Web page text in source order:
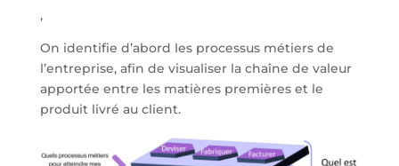
,
On identifie d’abord les processus métiers de
l’entreprise, afin de visualiser la chaîne de valeur
apportée entre les matières premières et le
produit livré au client.